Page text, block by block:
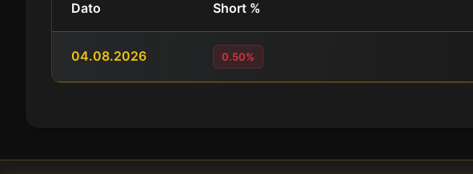
Dato Short %
04.08.2026 0.50%